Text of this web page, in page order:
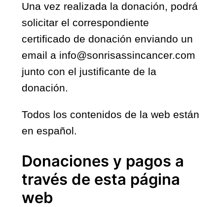
Una vez realizada la donación, podrá
solicitar el correspondiente
certificado de donación enviando un
email a info@sonrisassincancer.com
junto con el justificante de la
donación.
Todos los contenidos de la web están
en español.
Donaciones y pagos a
través de esta página
web